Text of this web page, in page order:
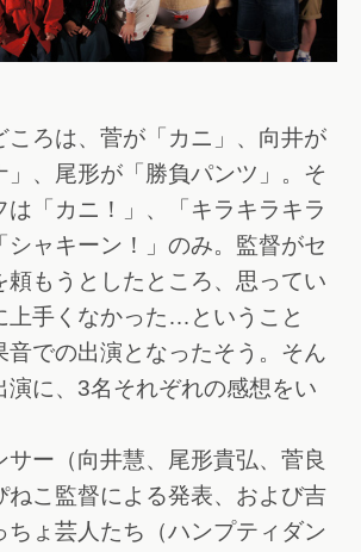
ころは、菅が「カニ」、向井が
」、尾形が「勝負パンツ」。そ
は「カニ！」、「キラキラキラ
シャキーン！」のみ。監督がセ
頼もうとしたところ、思ってい
上手くなかった…ということ
音での出演となったそう。そん
演に、3名それぞれの感想をい
サー（向井慧、尾形貴弘、菅良
ねこ監督による発表、および吉
ちょ芸人たち（ハンプティダン